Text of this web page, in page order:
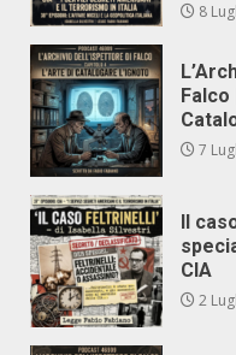
8
Falco
7
Il
CIA
2